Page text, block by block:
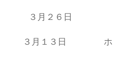
３月２６日
３月１３日 ホー